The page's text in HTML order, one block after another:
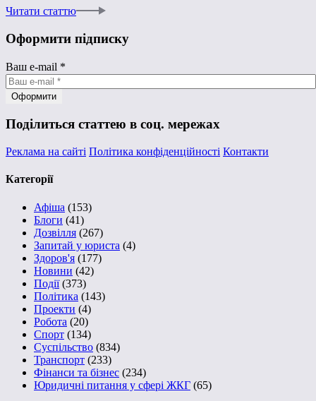
Читати статтю
Оформити підписку
Ваш e-mail *
Поділиться статтею в соц. мережах
Реклама на сайті Політика конфіденційності Контакти
Категорії
Афіша (153)
Блоги (41)
Дозвілля (267)
Запитай у юриста (4)
Здоров'я (177)
Новини (42)
Події(373)
Політика (143)
Проекти (4)
Робота (20)
Спорт (134)
Суспільство (834)
Транспорт (233)
Фінанси та бізнес (234)
Юридичні питання у сфері ЖКГ (65)